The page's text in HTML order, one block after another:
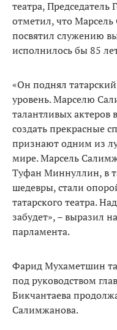
театра,
отметил, что
посвятил служению
исполнилось бы 85
«Он поднял
уровень. Марселю
талантливых актеров
создать прекрасные
признают одним из
мире. Марсель
Туфан Миннуллин, в
шедевры, стали
татарского театра.
забудет», – выразил
парламента.
Фарид Мухаметшин
под руководством
Бикчантаева
Салимжанова.